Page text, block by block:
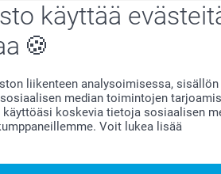
käyttää
liikenteen analysoimisessa, sisällön
median toimintojen
koskevia tietoja sosiaalisen
Voit lukea lisää
on vain yhden napsautuksen päässä!
kaiken, mitä tarvitset tuodaksesi
sydämellisistä lahjoista